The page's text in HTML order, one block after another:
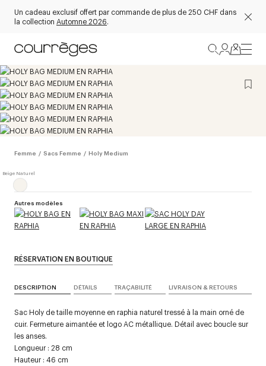
Un cadeau exclusif offert par commande de plus de 250 CHF dans
la collection Automne 2026.
Femme / Sacs Femme / Holy Medium
RÉSERVATION EN BOUTIQUE
Autres modèles
DESCRIPTION DÉTAILS TRAÇABILITÉ LIVRAISON & RETOURS
Sac Holy de taille moyenne en raphia naturel tressé à la main orné de
cuir. Fermeture aimantée et logo AC métallique. Détail avec boucle sur
les anses.
Longueur : 28 cm
Hauteur : 46 cm